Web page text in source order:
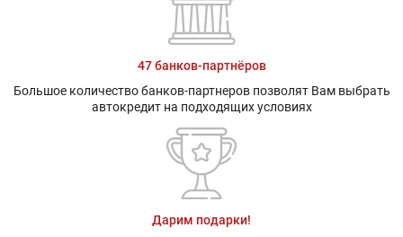
47 банков-партнёров
Большое количество банков-партнеров позволят Вам выбрать
автокредит на подходящих условиях
Дарим подарки!